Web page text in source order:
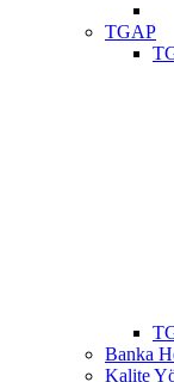
TGAP
Banka
Kalite